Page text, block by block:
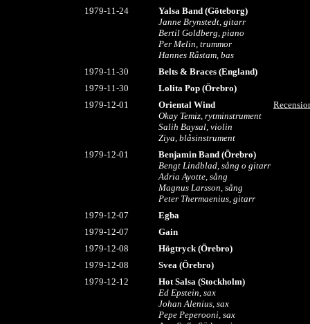
1979-11-24
Yalsa Band (Göteborg)
Janne Brynstedt, gitarr
Bertil Goldberg, piano
Per Melin, trummor
Hannes Råstam, bas
1979-11-30
Belts & Braces (England)
1979-11-30
Lolita Pop (Örebro)
1979-12-01
Oriental Wind
Okay Temiz, rytminstrument
Salih Baysal, violin
Ziya, blåsinstrument
1979-12-01
Benjamin Band (Örebro)
Bengt Lindblad, sång o gitarr
Adria Ayotte, sång
Magnus Larsson, sång
Peter Thermaenius, gitarr
1979-12-07
Egba
1979-12-07
Gain
1979-12-08
Högtryck (Örebro)
1979-12-08 Svea (Örebro)
1979-12-12
Hot Salsa (Stockholm)
Ed Epstein, sax
Johan Alenius, sax
Pepe Peperooni, sax